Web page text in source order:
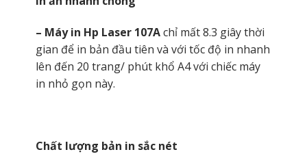
– Máy in Hp Laser 107Achỉ mất 8.3 giây thời
gian để in bản đầu tiên và với tốc độ in nhanh
lên đến 20 trang/ phút khổ A4 với chiếc máy
in nhỏ gọn này.
Chất lượng bản in sắc nét